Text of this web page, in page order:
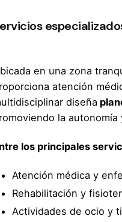
en una zona
atención
diseña
la autonomía
los principales
Atención médica y
Rehabilitación y
Actividades de ocio y